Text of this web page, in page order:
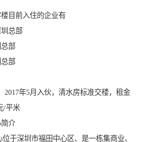
目前入住的企业有
总部
部
部
2017年5月入伙，清水房标准交楼，租金
/平米
介
于深圳市福田中心区、是一栋集商业、